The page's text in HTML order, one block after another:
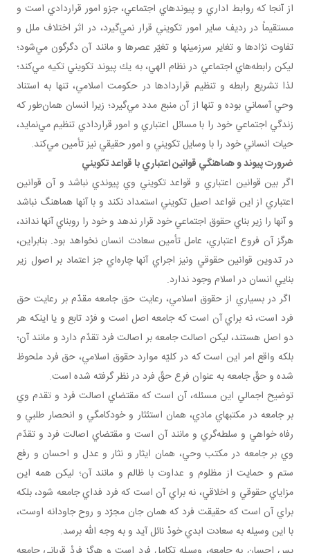
از آنجا كه روابط اداري و پيوندهاي اجتماعي، جزو امور قراردادي است و
مستقيماً در رديف ساير امور تكويني قرار نمي‌گيرد، در اثر اختلاف ملل و
تفاوت نژادها و تغاير سرزمينها و تغيّر عصرها و مانند آن دگرگون مي‌شود؛
ليكن رابطه‌هاي اجتماعي در نظام الهي، به يك پيوند تكويني تكيه مي‌كند؛
لذا تشريع رابطه و تنظيم قراردادها در حكومت اسلامي، تنها به استناد
وحي آسماني بوده و تنها از آن منبع مدد مي‌گيرد؛ زيرا انسان همان‌طور كه
زندگي اجتماعي خود را با مسائل اعتباري و امور قراردادي تنظيم مي‌نمايد،
حيات انساني خود را با وسايل تكويني و امور حقيقي نيز تأمين مي‌كند.
ضرورت پيوند و هماهنگي قوانين اعتباري با قواعد تکويني
اگر بين قوانين اعتباري و قواعد تكويني وي پيوندي نباشد و آن قوانين
اعتباري از اين قواعد اصيل تكويني استمداد نكند و با آنها هماهنگ نباشد
و آنها را زير بناي حقوق اجتماعي خود قرار ندهد و خود را روبناي آنها نداند،
هرگز آن فروع اعتباري، عامل تأمين سعادت انسان نخواهد بود. بنابراين،
در تدوين قوانين حقوقي ونيز اجراي آنها چاره‌اي جز اعتماد بر اصول زير
بنايي انسان در اسلام وجود ندارد.
اگر در بسياري از حقوق اسلامي، رعايت حق جامعه مقدّم بر رعايت حق
فرد است، نه براي آن است كه جامعه اصل است و فرْد تابع و يا اينكه هر
دو اصل هستند، ليكن اصالت جامعه بر اصالت فرد تقدّم دارد و مانند آن؛
بلكه واقع امر اين است كه در كليّه موارد حقوق اسلامي، حق فرد ملحوظ
شده و حقّ جامعه به عنوان فرع حقّ فرد در نظر گرفته شده است.
توضيح اجمالي اين مسئله، آن است كه مقتضاي اصالت فرد و تقدم وي
بر جامعه در مكتبهاي مادي، همان استئثار و خودكامگي و انحصار طلبي و
رفاه خواهي و سلطه‌گري و مانند آن است و مقتضاي اصالت فرد و تقدّم
وي بر جامعه در مكتب وحي، همان ايثار و نثار و عدل و احسان و رفع
ستم و حمايت از مظلوم و عداوت با ظالم و مانند آن؛ ليكن همه اين
مزاياي حقوقي و اخلاقي، نه براي آن است كه فرد فداي جامعه شود، بلكه
براي آن است كه حقيقت فرد كه همان جان مجرّد و روح جاودانه اوست،
با اين وسيله به سعادت ابدي خودْ نائل آيد و به وجه اللّه برسد.